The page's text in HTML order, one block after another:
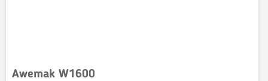
Awemak W1600